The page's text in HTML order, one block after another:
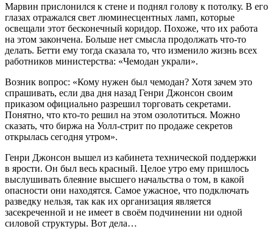
Марвин прислонился к стене и поднял голову к потолку. В его
глазах отражался свет люминесцентных ламп, которые
освещали этот бесконечный коридор. Похоже, что их работа
на этом закончена. Больше нет смысла продолжать что-то
делать. Бетти ему тогда сказала то, что изменило жизнь всех
работников министерства: «Чемодан украли».
Возник вопрос: «Кому нужен был чемодан? Хотя зачем это
спрашивать, если два дня назад Генри Джонсон своим
приказом официально разрешил торговать секретами.
Понятно, что кто-то решил на этом озолотиться. Можно
сказать, что биржа на Уолл-стрит по продаже секретов
открылась сегодня утром».
Генри Джонсон вышел из кабинета технической поддержки
в ярости. Он был весь красный. Целое утро ему пришлось
выслушивать блеяние высшего начальства о том, в какой
опасности они находятся. Самое ужасное, что подключать
разведку нельзя, так как их организация является
засекреченной и не имеет в своём подчинении ни одной
силовой структуры. Вот дела…